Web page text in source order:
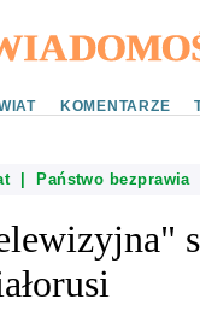
KOMENTARZE
| Państwo bezprawia